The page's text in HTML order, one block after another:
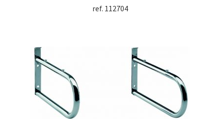
ref. 112704